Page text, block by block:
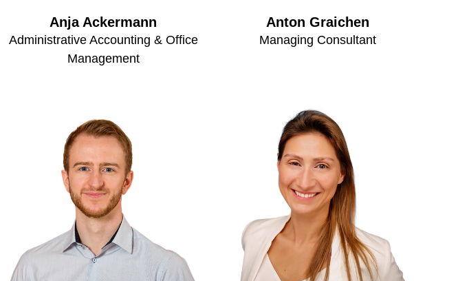
Anja Ackermann
Administrative Accounting & Office
Management
Anton Graichen
Managing Consultant